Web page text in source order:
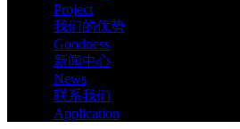
Project
我们的优势
Goodness
新闻中心
News
联系我们
Application